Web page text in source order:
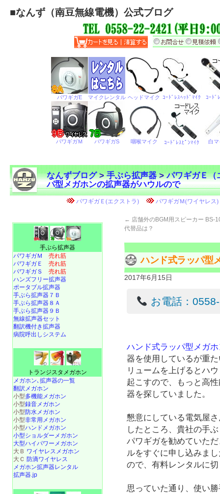
■なんず（南豆無線電機）公式ブログ
なんずブログ>手ぶら拡声器>パワギガＥ（
パ型メガホンの拡声器がハウルので
← 店舗外のBGM用スピーカー BS-
代替品は？
ハンド式ラッパ型
2017年6月15日
お電話：
ハンド式ラッパ型メガ
器を使用しているが重
リュームを上げるとハ
起こすので、もっと高
器を探していました。
懇意にしている電気屋
したところ、貴社の手
パワギガを勧めていた
ルをすぐに申し込みま
ので、有料レンタルに
思っていた通り、使い
手ぶら拡声器
パワギガＭ 売れ筋
パワギガＥ 売れ筋
パワギガＳ 売れ筋
ハンズフリー拡声器
ポータブル拡声器
手ぶら拡声器７Ｂ
手ぶら拡声器８Ａ
手ぶら拡声器９Ｂ
無線拡声器セット
翻訳機付き拡声器
病院呼出しシステム
トランジスタメガホン
メガホン､拡声器の一覧
翻訳メガホン
小型多機能メガホン
小型録音メガホン
小型防水メガホン
小型非常用メガホン
小型ハンドメガホン
小型ショルダーメガホン
大型ハイパワーメガホン
大Ｂ ワイヤレスメガホン
大Ｃ 防滴ワイヤレス
メガホン拡声器レンタル
拡声器.jp